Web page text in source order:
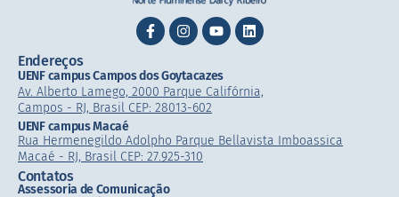
Endereços
UENF campus Campos dos Goytacazes
Av. Alberto Lamego, 2000 Parque Califórnia,
Campos - RJ, Brasil CEP: 28013-602
UENF campus Macaé
Rua Hermenegildo Adolpho Parque Bellavista Imboassica
Macaé - RJ, Brasil CEP: 27.925-310
Contatos
Assessoria de Comunicação